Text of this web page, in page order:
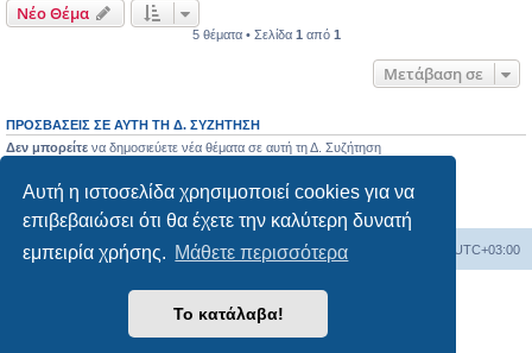
Αυτή η ιστοσελίδα χρησιμοποιεί cookies για να
επιβεβαιώσει ότι θα έχετε την καλύτερη δυνατή
εμπειρία χρήσης. Μάθετε περισσότερα
Το κατάλαβα!
Νέο Θέμα
5 θέματα • Σελίδα 1 από 1
Μετάβαση σε
ΠΡΟΣΒΆΣΕΙΣ ΣΕ ΑΥΤΉ ΤΗ Δ. ΣΥΖΉΤΗΣΗ
Δεν μπορείτε να δημοσιεύετε νέα θέματα σε αυτή τη Δ. Συζήτηση
Δεν μπορείτε
να επεξεργάζεστε τις δημοσιεύσεις σας σε αυτή τη Δ. Συζήτηση
Δεν μπορείτενα διαγράφετε τις δημοσιεύσεις σας σε αυτή τη Δ. Συζήτηση
Δεν μπορείτενα επισυνάπτετε αρχεία σε αυτή τη Δ. Συζήτηση
Ευρετήριο Δ. Συζήτησης Όλοι οι χρόνοι είναι UTC+03:00
Δημιουργήθηκε απόphpBB® Forum Software © phpBB Limited
phpbbgr.com